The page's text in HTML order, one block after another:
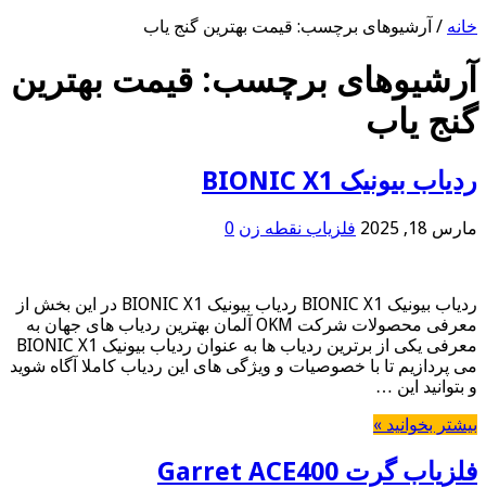
خانه / آرشیوهای برچسب: قیمت بهترین گنج یاب
آرشیوهای برچسب: قیمت بهترین
گنج یاب
ردیاب بیونیک BIONIC X1
مارس 18, 2025 فلزیاب نقطه زن 0
ردیاب بیونیک BIONIC X1 ردیاب بیونیک BIONIC X1 در این بخش از
معرفی محصولات شرکت OKM آلمان بهترین ردیاب های جهان به
معرفی یکی از برترین ردیاب ها به عنوان ردیاب بیونیک BIONIC X1
می پردازیم تا با خصوصیات و ویژگی های این ردیاب کاملا آگاه شوید
و بتوانید این …
بیشتر بخوانید »
فلزیاب گرت Garret ACE400